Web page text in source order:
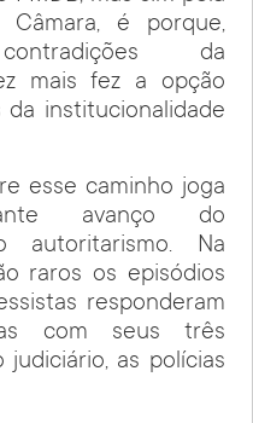
Câmara, é porque,
da
mais fez a opção
institucionalidade
esse caminho joga
avanço do
autoritarismo. Na
raros os episódios
responderam
com seus três
judiciário, as polícias